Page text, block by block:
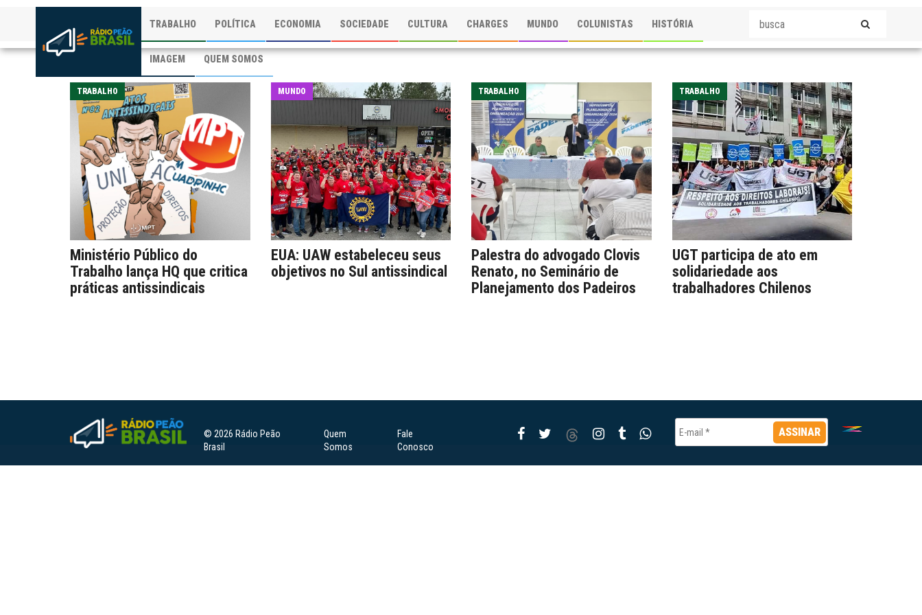
TRABALHO POLÍTICA ECONOMIA SOCIEDADE CULTURA CHARGES MUNDO COLUNISTAS HISTÓRIA
IMAGEM QUEM SOMOS
TRABALHO
Ministério Público do
Trabalho lança HQ que critica
práticas antissindicais
MUNDO
EUA: UAW estabeleceu seus
objetivos no Sul antissindical
TRABALHO
Palestra do advogado Clovis
Renato, no Seminário de
Planejamento dos Padeiros
TRABALHO
UGT participa de ato em
solidariedade aos
trabalhadores Chilenos
© 2026 Rádio Peão
Brasil
Quem
Somos
Fale
Conosco